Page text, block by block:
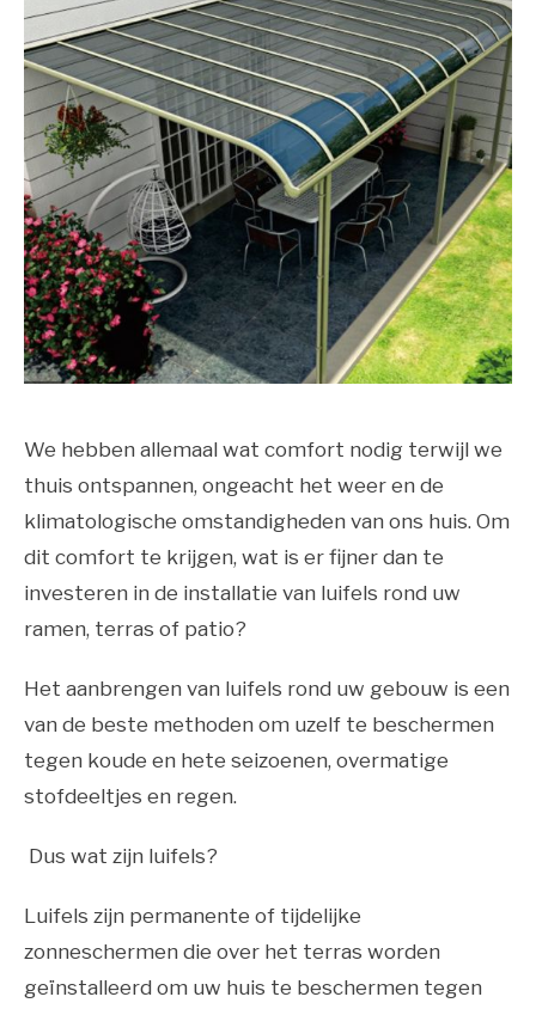
We hebben allemaal wat comfort nodig terwijl we
thuis ontspannen, ongeacht het weer en de
klimatologische omstandigheden van ons huis. Om
dit comfort te krijgen, wat is er fijner dan te
investeren in de installatie van luifels rond uw
ramen, terras of patio?
Het aanbrengen van luifels rond uw gebouw is een
van de beste methoden om uzelf te beschermen
tegen koude en hete seizoenen, overmatige
stofdeeltjes en regen.
Dus wat zijn luifels?
Luifels zijn permanente of tijdelijke
zonneschermen die over het terras worden
geïnstalleerd om uw huis te beschermen tegen